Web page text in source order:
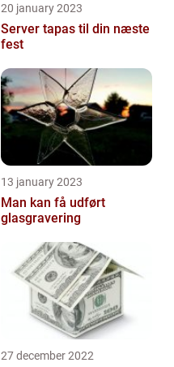
20 january 2023
Server tapas til din næste
fest
13 january 2023
Man kan få udført
glasgravering
27 december 2022